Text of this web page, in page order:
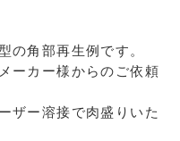
の角部再生例です。
ーカー様からのご依頼
ザー溶接で肉盛りいた